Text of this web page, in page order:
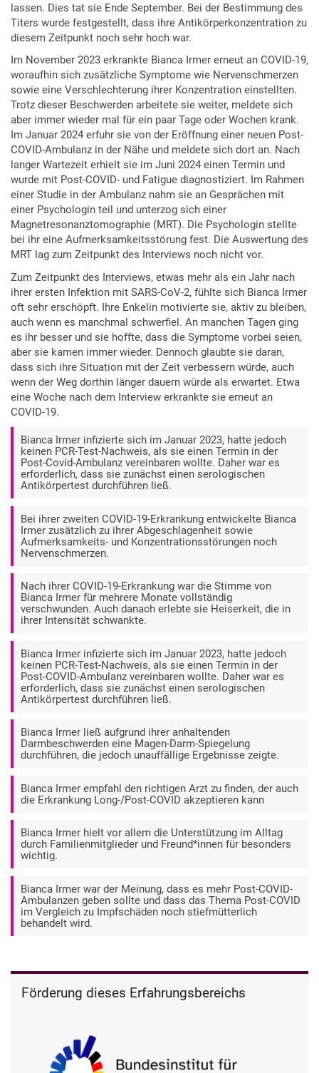
lassen. Dies tat sie Ende September. Bei der Bestimmung des
Titers wurde festgestellt, dass ihre Antikörperkonzentration zu
diesem Zeitpunkt noch sehr hoch war.
Im November 2023 erkrankte Bianca Irmer erneut an COVID-19,
woraufhin sich zusätzliche Symptome wie Nervenschmerzen
sowie eine Verschlechterung ihrer Konzentration einstellten.
Trotz dieser Beschwerden arbeitete sie weiter, meldete sich
aber immer wieder mal für ein paar Tage oder Wochen krank.
Im Januar 2024 erfuhr sie von der Eröffnung einer neuen Post-
COVID-Ambulanz in der Nähe und meldete sich dort an. Nach
langer Wartezeit erhielt sie im Juni 2024 einen Termin und
wurde mit Post-COVID- und Fatigue diagnostiziert. Im Rahmen
einer Studie in der Ambulanz nahm sie an Gesprächen mit
einer Psychologin teil und unterzog sich einer
Magnetresonanztomographie (MRT). Die Psychologin stellte
bei ihr eine Aufmerksamkeitsstörung fest. Die Auswertung des
MRT lag zum Zeitpunkt des Interviews noch nicht vor.
Zum Zeitpunkt des Interviews, etwas mehr als ein Jahr nach
ihrer ersten Infektion mit SARS-CoV-2, fühlte sich Bianca Irmer
oft sehr erschöpft. Ihre Enkelin motivierte sie, aktiv zu bleiben,
auch wenn es manchmal schwerfiel. An manchen Tagen ging
es ihr besser und sie hoffte, dass die Symptome vorbei seien,
aber sie kamen immer wieder. Dennoch glaubte sie daran,
dass sich ihre Situation mit der Zeit verbessern würde, auch
wenn der Weg dorthin länger dauern würde als erwartet. Etwa
eine Woche nach dem Interview erkrankte sie erneut an
COVID-19.
Bianca Irmer infizierte sich im Januar 2023, hatte jedoch
keinen PCR-Test-Nachweis, als sie einen Termin in der
Post-Covid-Ambulanz vereinbaren wollte. Daher war es
erforderlich, dass sie zunächst einen serologischen
Antikörpertest durchführen ließ.
Bei ihrer zweiten COVID-19-Erkrankung entwickelte Bianca
Irmer zusätzlich zu ihrer Abgeschlagenheit sowie
Aufmerksamkeits- und Konzentrationsstörungen noch
Nervenschmerzen.
Nach ihrer COVID-19-Erkrankung war die Stimme von
Bianca Irmer für mehrere Monate vollständig
verschwunden. Auch danach erlebte sie Heiserkeit, die in
ihrer Intensität schwankte.
Bianca Irmer infizierte sich im Januar 2023, hatte jedoch
keinen PCR-Test-Nachweis, als sie einen Termin in der
Post-COVID-Ambulanz vereinbaren wollte. Daher war es
erforderlich, dass sie zunächst einen serologischen
Antikörpertest durchführen ließ.
Bianca Irmer ließ aufgrund ihrer anhaltenden
Darmbeschwerden eine Magen-Darm-Spiegelung
durchführen, die jedoch unauffällige Ergebnisse zeigte.
Bianca Irmer empfahl den richtigen Arzt zu finden, der auch
die Erkrankung Long-/Post-COVID akzeptieren kann
Bianca Irmer hielt vor allem die Unterstützung im Alltag
durch Familienmitglieder und Freund*innen für besonders
wichtig.
Bianca Irmer war der Meinung, dass es mehr Post-COVID-
Ambulanzen geben sollte und dass das Thema Post-COVID
im Vergleich zu Impfschäden noch stiefmütterlich
behandelt wird.
Förderung dieses Erfahrungsbereichs